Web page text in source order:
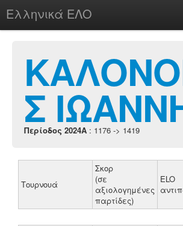
Ελληνικά ΕΛΟ
chesstu.be @ discord
LoginΣ
Περίοδος 2024A : 1176 -> 1419
Τουρνουά
Σκορ
(σε
αξιολογημένες
παρτίδες)
ELO